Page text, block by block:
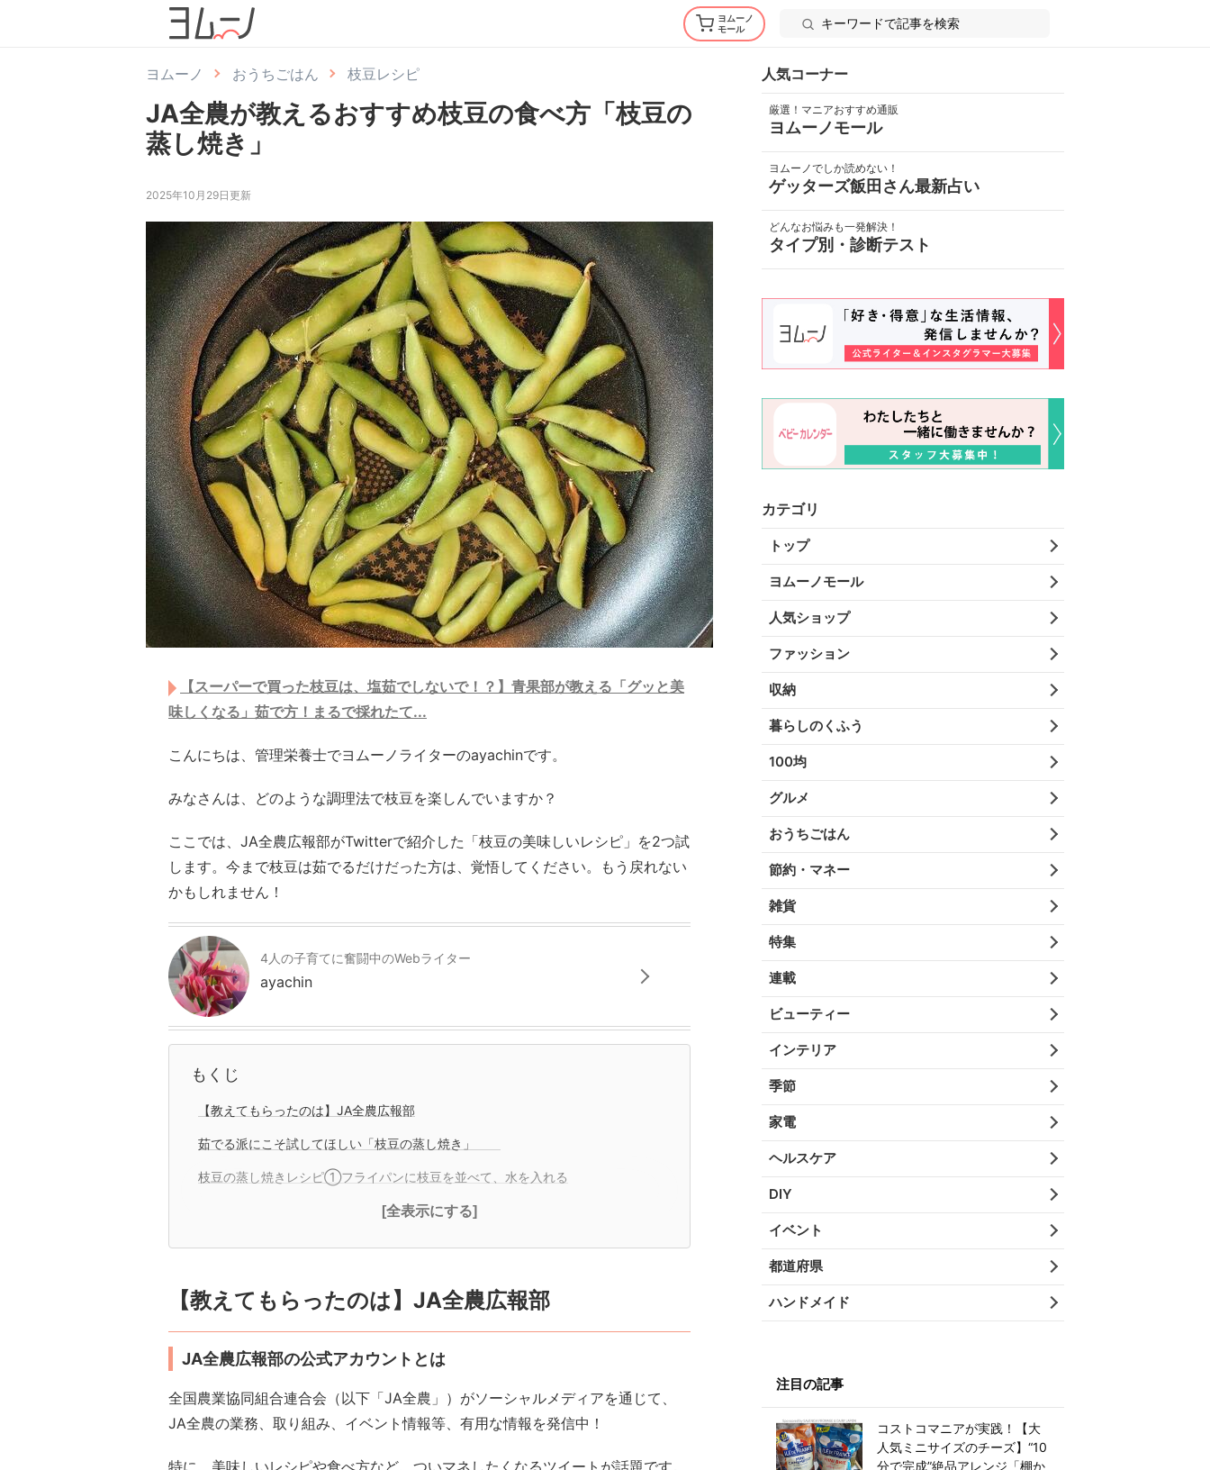
ヨムーノ
モール
ヨムーノ おうちごはん 枝豆レシピ
JA全農が教えるおすすめ枝豆の食べ方「枝豆の
蒸し焼き」
2025年10月29日更新
【スーパーで買った枝豆は、塩茹でしないで！？】青果部が教える「グッと美
味しくなる」茹で方！まるで採れたて...
こんにちは、管理栄養士でヨムーノライターのayachinです。
みなさんは、どのような調理法で枝豆を楽しんでいますか？
ここでは、JA全農広報部がTwitterで紹介した「枝豆の美味しいレシピ」を2つ試
します。今まで枝豆は茹でるだけだった方は、覚悟してください。もう戻れない
かもしれません！
4人の子育てに奮闘中のWebライター
ayachin
もくじ
【教えてもらったのは】JA全農広報部
茹でる派にこそ試してほしい「枝豆の蒸し焼き」
枝豆の蒸し焼きレシピ①フライパンに枝豆を並べて、水を入れる
[全表示にする]
【教えてもらったのは】JA全農広報部
JA全農広報部の公式アカウントとは
全国農業協同組合連合会（以下「JA全農」）がソーシャルメディアを通じて、
JA全農の業務、取り組み、イベント情報等、有用な情報を発信中！
特に、美味しいレシピや食べ方など、ついマネしたくなるツイートが話題です。
人気コーナー
厳選！マニアおすすめ通販
ヨムーノモール
ヨムーノでしか読めない！
ゲッターズ飯田さん最新占い
どんなお悩みも一発解決！
タイプ別・診断テスト
カテゴリ
トップ
ヨムーノモール
人気ショップ
ファッション
収納
暮らしのくふう
100均
グルメ
おうちごはん
節約・マネー
雑貨
特集
連載
ビューティー
インテリア
季節
家電
ヘルスケア
DIY
イベント
都道府県
ハンドメイド
注目の記事
コストコマニアが実践！【大
人気ミニサイズのチーズ】“10
分で完成”絶品アレンジ「棚か